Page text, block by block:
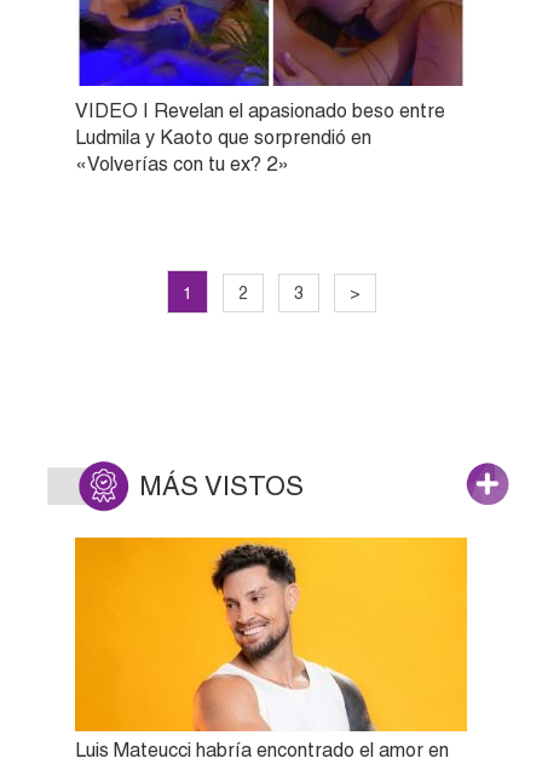
VIDEO | Revelan el apasionado beso entre
Ludmila y Kaoto que sorprendió en
«Volverías con tu ex? 2»
1 2 3 >
MÁS VISTOS
Luis Mateucci habría encontrado el amor en